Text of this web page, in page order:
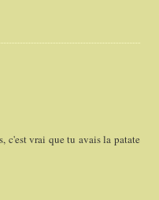
c'est vrai que tu avais la patate